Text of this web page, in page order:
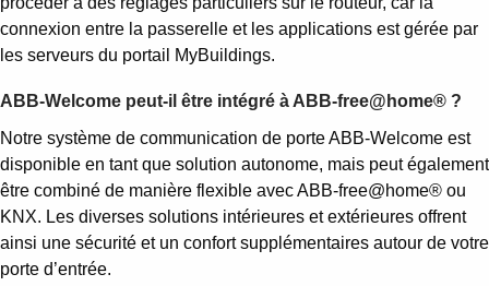
connexion entre la passerelle et les applications est gérée par
les serveurs du portail MyBuildings.
ABB-Welcome peut-il être intégré à ABB-free@home® ?
Notre système de communication de porte ABB-Welcome est
disponible en tant que solution autonome, mais peut également
être combiné de manière flexible avec ABB-free@home® ou
KNX. Les diverses solutions intérieures et extérieures offrent
ainsi une sécurité et un confort supplémentaires autour de votre
porte d’entrée.